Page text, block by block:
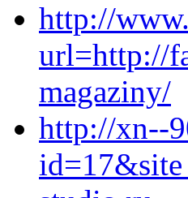
http://
url=http://
magaziny/
http://xn--